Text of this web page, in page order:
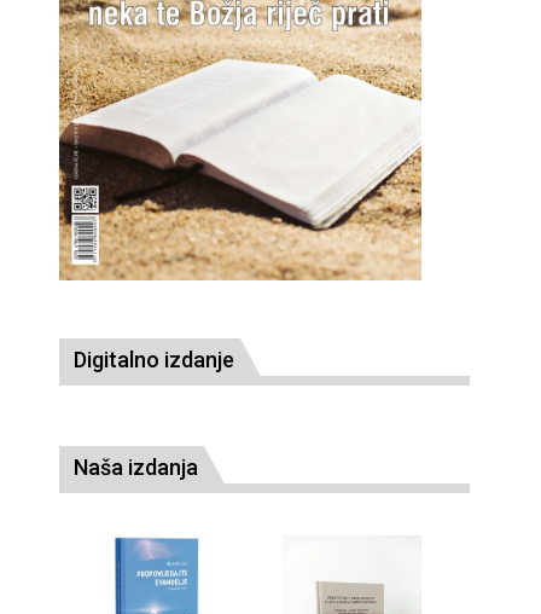
Digitalno izdanje
Naša izdanja